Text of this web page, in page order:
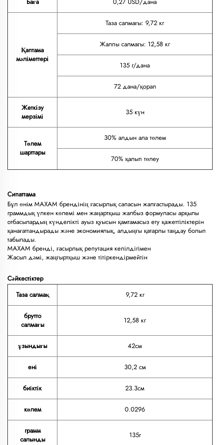
Қаптама
мәліметтері
Таза салмағы: 9,72 кг
Жалпы салмағы: 12,58 кг
135 г/дана
72 дана/қорап
Жеткізу
мерзімі
35 күн
Төлем
шарттары
30% алдын ала төлем
70% қалып төлеу
Сипаттама
Бұл өнім MAXAM брендінің ғасырлық сапасын жалғастырады. 135
граммдық үлкен көлемі мен жаңартқыш жалбыз формуласы арқылы
отбасылардың күнделікті ауыз қуысын қамтамасыз ету қажеттіліктерін
қанағаттандырады және экономиялық, алдыңғы қатарлы таңдау болып
табылады.
MAXAM бренді, ғасырлық репутация кепілдігімен
Жасыл дәмі, жаңғыртқыш және тітіркендірмейтін
Сәйкестіктер
Таза салмақ
9,72 кг
брутто
салмағы
12,58 кг
ұзындығы 42см
ені 30,2 см
биіктік 23.3см
көлем 0.0296
грамм
салынды
135г